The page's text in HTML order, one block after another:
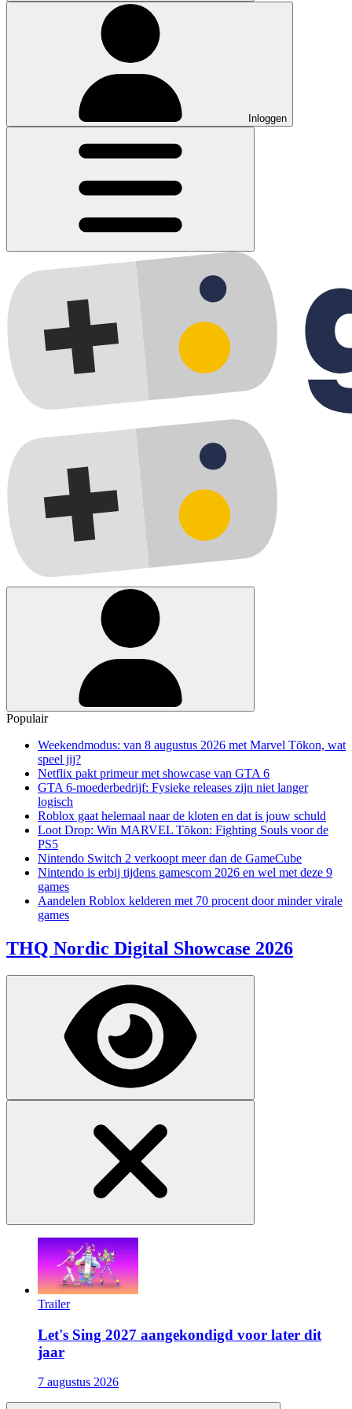
Inloggen
Populair
Weekendmodus: van 8 augustus 2026 met Marvel Tōkon, wat
speel jij?
Netflix pakt primeur met showcase van GTA 6
GTA 6-moederbedrijf: Fysieke releases zijn niet langer
logisch
Roblox gaat helemaal naar de kloten en dat is jouw schuld
Loot Drop: Win MARVEL Tōkon: Fighting Souls voor de
PS5
Nintendo Switch 2 verkoopt meer dan de GameCube
Nintendo is erbij tijdens gamescom 2026 en wel met deze 9
games
Aandelen Roblox kelderen met 70 procent door minder virale
games
THQ Nordic Digital Showcase 2026
Trailer
Let's Sing 2027 aangekondigd voor later dit
jaar
7 augustus 2026